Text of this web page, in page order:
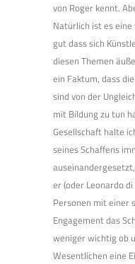
von Roger kennt.
Natürlich ist es
gut dass sich
diesen Themen
ein Faktum, dass
sind von der
mit Bildung zu tun
Gesellschaft halte
seines Schaffens
er (oder Leonardo
Personen mit einer
Engagement das
weniger wichtig ob
Wesentlichen eine